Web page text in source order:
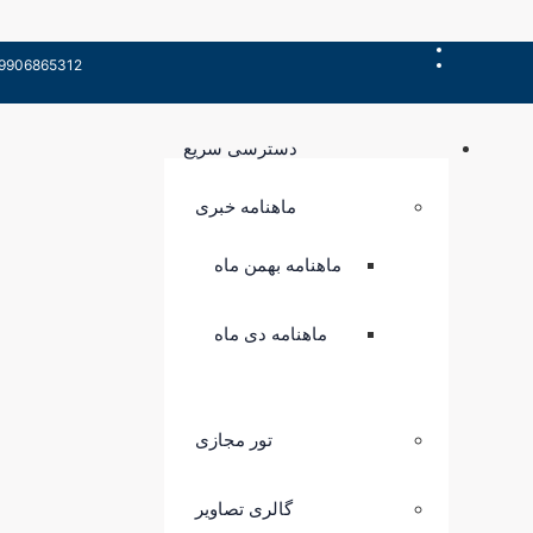
- 09907358492
دسترسی سریع
ماهنامه خبری
ماهنامه بهمن ماه
ماهنامه دی ماه
تور مجازی
گالری تصاویر